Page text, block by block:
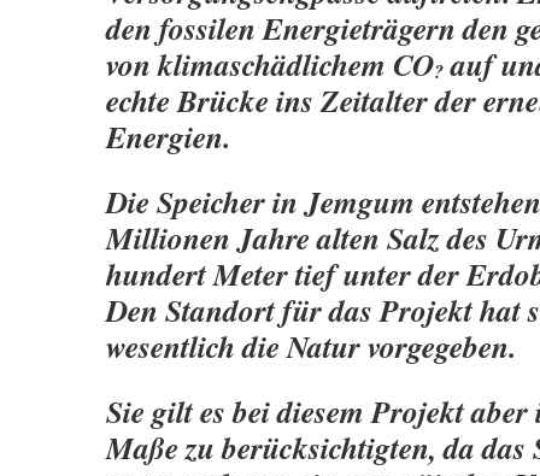
den fos­silen Energieträgern den
von klimaschäd­lichem CO? auf
echte Brücke ins Zeitalter der
Energien.
Die Speicher in Jemgum
Millionen Jahre alten Salz des
hundert Meter tief unter der
Den Standort für das Projekt hat
wesentlich die Natur vorgegeben.
Sie gilt es bei diesem Projekt aber
Maße zu berücksichtigten, da das